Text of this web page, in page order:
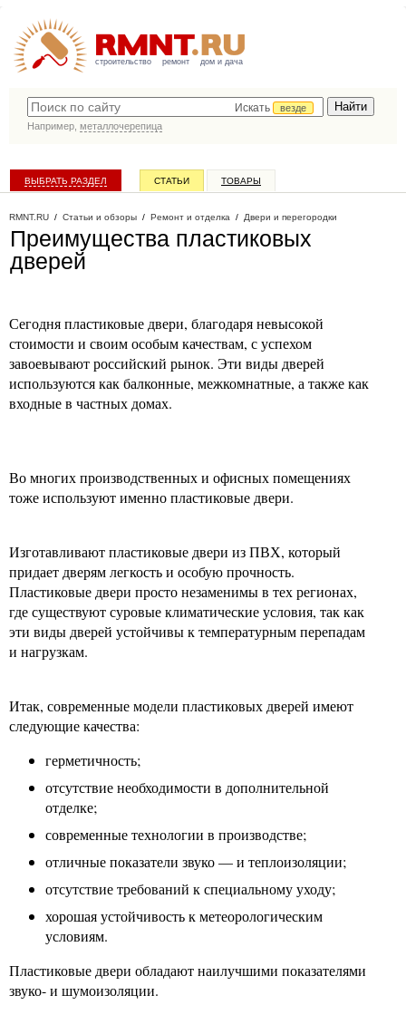
строительство ремонт дом и дача
Искать
везде
Например, металлочерепица
ВЫБРАТЬ РАЗДЕЛ СТАТЬИ ТОВАРЫ
RMNT.RU / Статьи и обзоры / Ремонт и отделка / Двери и перегородки
Преимущества пластиковых
дверей
Сегодня пластиковые двери, благодаря невысокой
стоимости и своим особым качествам, с успехом
завоевывают российский рынок. Эти виды дверей
используются как балконные, межкомнатные, а также как
входные в частных домах.
Во многих производственных и офисных помещениях
тоже используют именно пластиковые двери.
Изготавливают пластиковые двери из ПВХ, который
придает дверям легкость и особую прочность.
Пластиковые двери просто незаменимы в тех регионах,
где существуют суровые климатические условия, так как
эти виды дверей устойчивы к температурным перепадам
и нагрузкам.
Итак, современные модели пластиковых дверей имеют
следующие качества:
герметичность;
отсутствие необходимости в дополнительной
отделке;
современные технологии в производстве;
отличные показатели звуко — и теплоизоляции;
отсутствие требований к специальному уходу;
хорошая устойчивость к метеорологическим
условиям.
Пластиковые двери обладают наилучшими показателями
звуко- и шумоизоляции.